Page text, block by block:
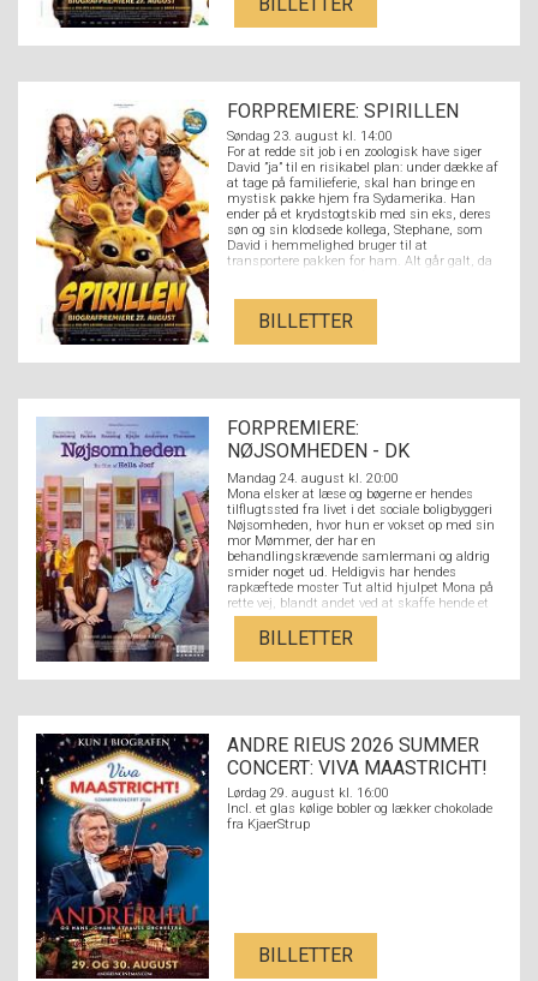
og deres tur forvandles til et fuldstændigt
FORPREMIERE: SPIRILLEN
Søndag 23. august kl. 14:00
For at redde sit job i en zoologisk have siger
David ”ja” til en risikabel plan: under dække af
at tage på familieferie, skal han bringe en
mystisk pakke hjem fra Sydamerika. Han
ender på et krydstogtskib med sin eks, deres
søn og sin klodsede kollega, Stephane, som
David i hemmelighed bruger til at
transportere pakken for ham. Alt går galt, da
og deres tur forvandles til et fuldstændigt
BILLETTER
FORPREMIERE:
NØJSOMHEDEN - DK
UNDERTEKSTER
Mandag 24. august kl. 20:00
Mona elsker at læse og bøgerne er hendes
tilflugtssted fra livet i det sociale boligbyggeri
Nøjsomheden, hvor hun er vokset op med sin
mor Mømmer, der har en
behandlingskrævende samlermani og aldrig
smider noget ud. Heldigvis har hendes
rapkæftede moster Tut altid hjulpet Mona på
rette vej, blandt andet ved at skaffe hende et
job i den lokale boghandel. Her møder hun den
litteraturstuderende Nikolaj fra den fine ende
af byen, og de forelsker sig hovedkulds. Men
der er langt fra Nikolajs kulturradikale
overklassebaggrund med hørfester og
flaskeøl og et par på hatten på den lokale
kærligheden sejre på tværs af Strandvejen,
eller er forskellen mellem dem for stor?
BILLETTER
ANDRE RIEUS 2026 SUMMER
CONCERT: VIVA MAASTRICHT!
Lørdag 29. august kl. 16:00
Incl. et glas kølige bobler og lækker chokolade
fra KjaerStrup
BILLETTER